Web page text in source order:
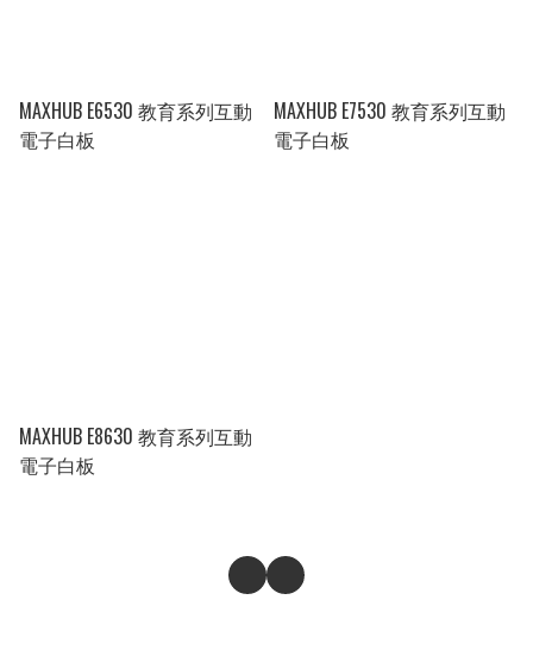
MAXHUB E6530 教育系列互動
電子白板
MAXHUB E7530 教育系列互動
電子白板
MAXHUB E8630 教育系列互動
電子白板